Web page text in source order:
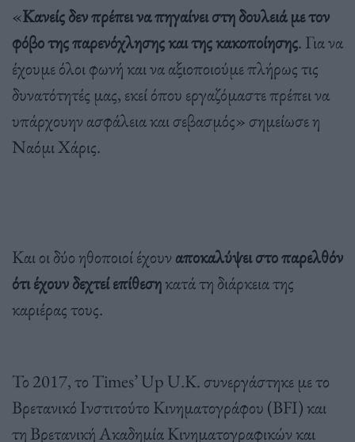
«Κανείς δεν πρέπει να πηγαίνει στη δουλειά με τον
φόβο της παρενόχλησης και της κακοποίησης. Για να
έχουμε όλοι φωνή και να αξιοποιούμε πλήρως τις
δυνατότητές μας, εκεί όπου εργαζόμαστε πρέπει να
υπάρχουην ασφάλεια και σεβασμός» σημείωσε η
Ναόμι Χάρις.
Και οι δύο ηθοποιοί έχουν αποκαλύψει στο παρελθόν
ότι έχουν δεχτεί επίθεσηκατά τη διάρκεια της
καριέρας τους.
Το 2017, το Times’ Up U.K. συνεργάστηκε με το
Βρετανικό Ινστιτούτο Κινηματογράφου (BFI) και
τη Βρετανική Ακαδημία Κινηματογραφικών και